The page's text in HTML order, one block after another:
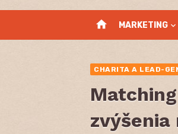
home MARKETING
CHARITA A LEAD-